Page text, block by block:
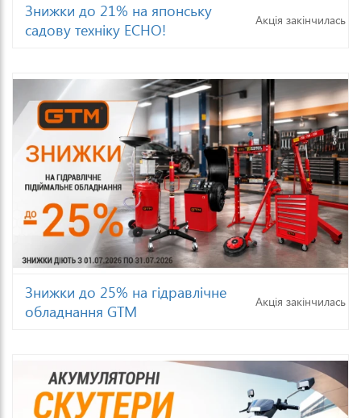
Знижки до 21% на японську
садову техніку ECHO!
Акція закінчилась
Знижки до 25% на гідравлічне
обладнання GTM
Акція закінчилась